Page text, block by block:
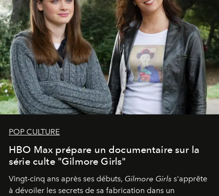
POP CULTURE
HBO Max prépare un documentaire sur la
série culte "Gilmore Girls"
Vingt-cinq ans après ses débuts, Gilmore Girls s'apprête
à dévoiler les secrets de sa fabrication dans un